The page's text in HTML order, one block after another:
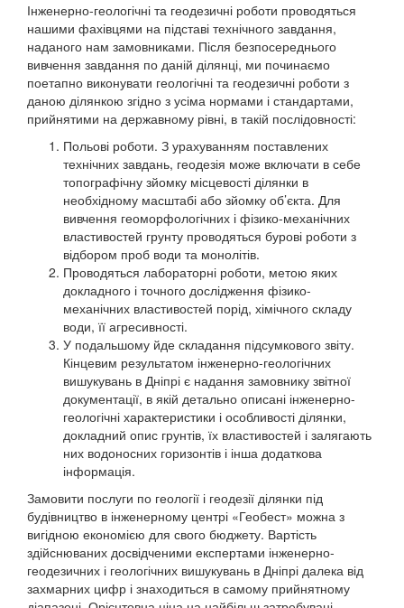
Інженерно-геологічні та геодезичні роботи проводяться
нашими фахівцями на підставі технічного завдання,
наданого нам замовниками. Після безпосереднього
вивчення завдання по даній ділянці, ми починаємо
поетапно виконувати геологічні та геодезичні роботи з
даною ділянкою згідно з усіма нормами і стандартами,
прийнятими на державному рівні, в такій послідовності:
Польові роботи. З урахуванням поставлених
технічних завдань, геодезія може включати в себе
топографічну зйомку місцевості ділянки в
необхідному масштабі або зйомку об’єкта. Для
вивчення геоморфологічних і фізико-механічних
властивостей грунту проводяться бурові роботи з
відбором проб води та монолітів.
Проводяться лабораторні роботи, метою яких
докладного і точного дослідження фізико-
механічних властивостей порід, хімічного складу
води, її агресивності.
У подальшому йде складання підсумкового звіту.
Кінцевим результатом інженерно-геологічних
вишукувань в Дніпрі є надання замовнику звітної
документації, в якій детально описані інженерно-
геологічні характеристики і особливості ділянки,
докладний опис грунтів, їх властивостей і залягають
них водоносних горизонтів і інша додаткова
інформація.
Замовити послуги по геології і геодезії ділянки під
будівництво в інженерному центрі «Геобест» можна з
вигідною економією для свого бюджету. Вартість
здійснюваних досвідченими експертами інженерно-
геодезичних і геологічних вишукувань в Дніпрі далека від
захмарних цифр і знаходиться в самому прийнятному